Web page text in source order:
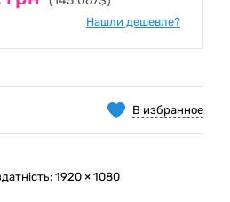
Нашли дешевле?
В избранное
1920 × 1080